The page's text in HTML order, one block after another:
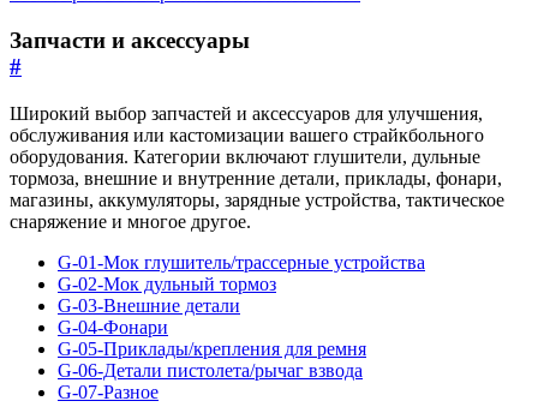
Запчасти и аксессуары
#
Широкий выбор запчастей и аксессуаров для улучшения,
обслуживания или кастомизации вашего страйкбольного
оборудования. Категории включают глушители, дульные
тормоза, внешние и внутренние детали, приклады, фонари,
магазины, аккумуляторы, зарядные устройства, тактическое
снаряжение и многое другое.
G-01-Мок глушитель/трассерные устройства
G-02-Мок дульный тормоз
G-03-Внешние детали
G-04-Фонари
G-05-Приклады/крепления для ремня
G-06-Детали пистолета/рычаг взвода
G-07-Разное